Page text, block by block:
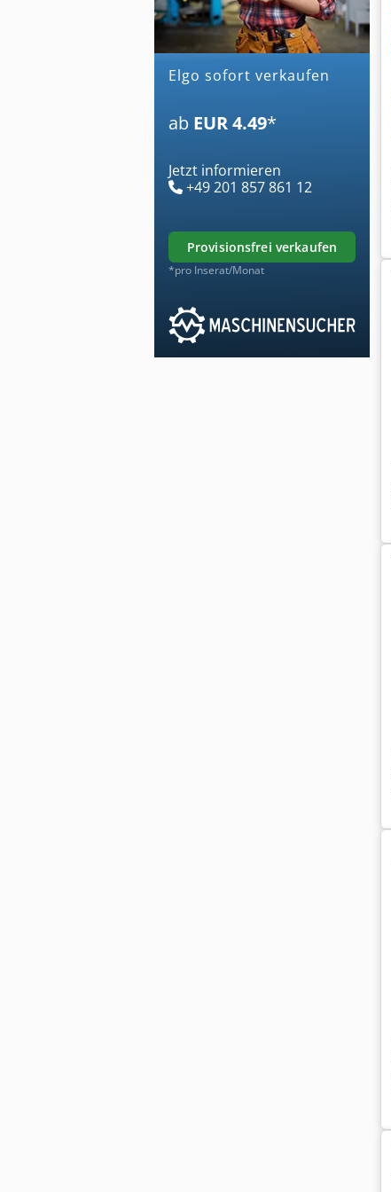
elgo sofort verkaufen
ab EUR 4.49*
Jetzt informieren
+49 201 857 861 12
provisionsfrei verkaufen
*pro Inserat/Monat